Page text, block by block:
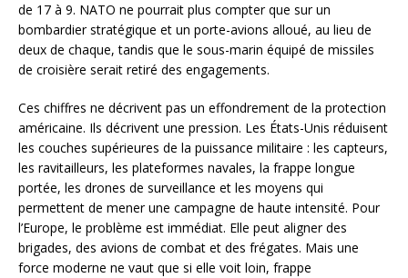
de 17 à 9. NATO ne pourrait plus compter que sur un
bombardier stratégique et un porte-avions alloué, au lieu de
deux de chaque, tandis que le sous-marin équipé de missiles
de croisière serait retiré des engagements.
Ces chiffres ne décrivent pas un effondrement de la protection
américaine. Ils décrivent une pression. Les États-Unis réduisent
les couches supérieures de la puissance militaire : les capteurs,
les ravitailleurs, les plateformes navales, la frappe longue
portée, les drones de surveillance et les moyens qui
permettent de mener une campagne de haute intensité. Pour
l’Europe, le problème est immédiat. Elle peut aligner des
brigades, des avions de combat et des frégates. Mais une
force moderne ne vaut que si elle voit loin, frappe